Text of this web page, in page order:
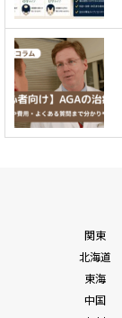
関東
北海道
東海
中国